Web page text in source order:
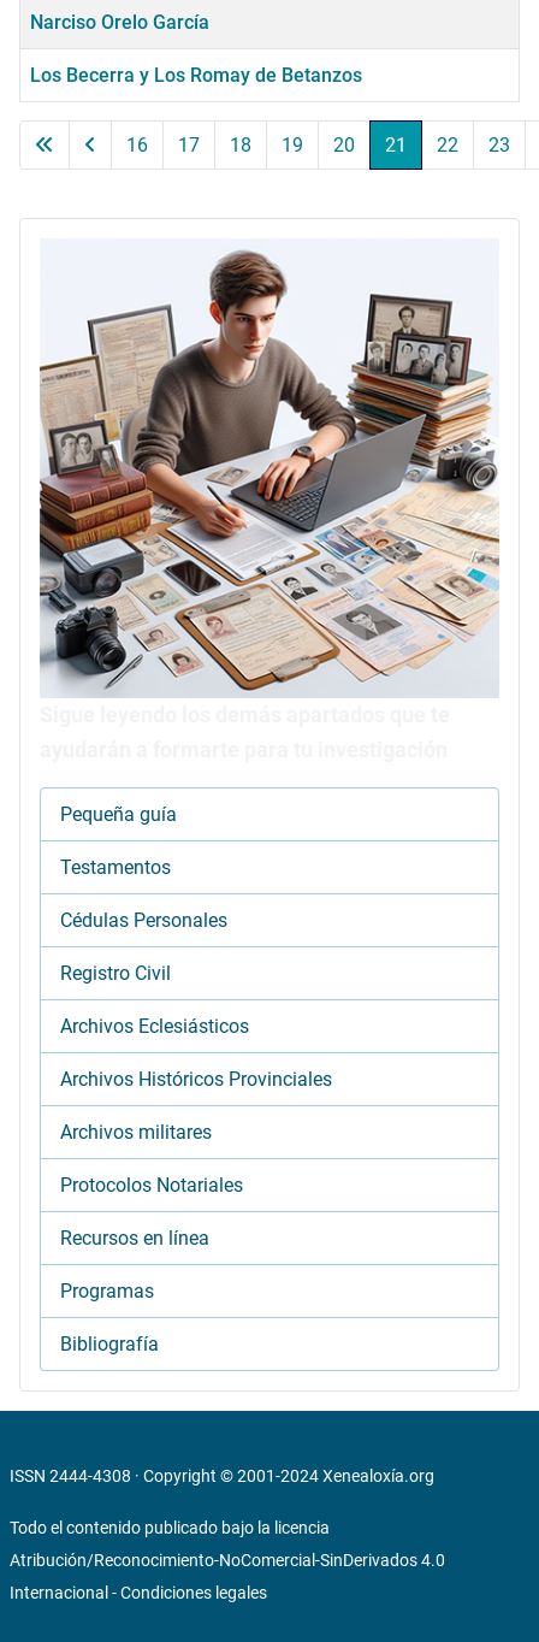
Artículos
Narciso Orelo García
Los Becerra y Los Romay de Betanzos
Página 21 de 39
16 17 18 19 20 21 22 23
Pequeña guía
Testamentos
Cédulas Personales
Registro Civil
Archivos Eclesiásticos
Archivos Históricos Provinciales
Archivos militares
Protocolos Notariales
Recursos en línea
Programas
Bibliografía
ISSN 2444-4308 · Copyright © 2001-2024Xenealoxía.org
Todo el contenido publicado bajo la licencia
Atribución/Reconocimiento-NoComercial-SinDerivados 4.0
Internacional -Condiciones legales